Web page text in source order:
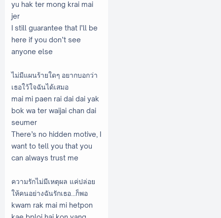
yu hak ter mong krai mai
jer
I still guarantee that I’ll be
here if you don’t see
anyone else
ไม่มีแผนร้ายใดๆ อยากบอกว่า
เธอใว้ใจฉันได้เสมอ
mai mi paen rai dai dai yak
bok wa ter waijai chan dai
seumer
There’s no hidden motive, I
want to tell you that you
can always trust me
ความรักไม่มีเหตุผล แค่ปล่อย
ให้คนอย่างฉันรักเธอ…ก็พอ
kwam rak mai mi hetpon